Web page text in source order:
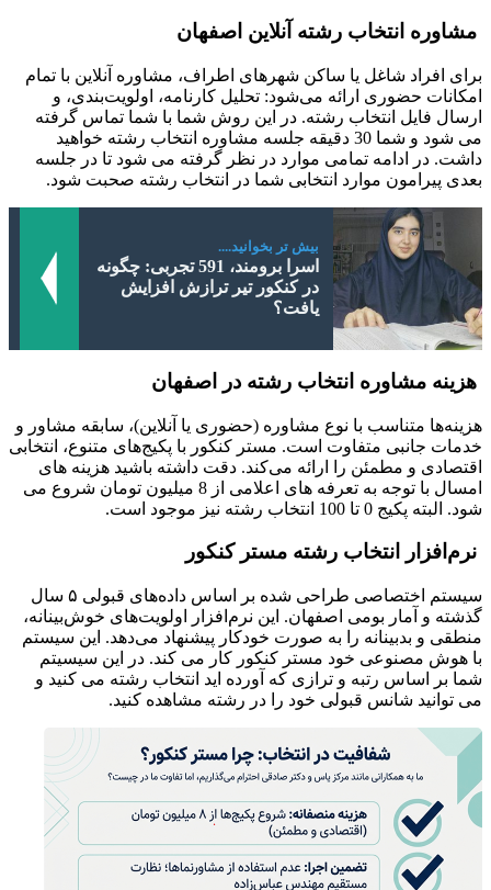
مشاوره انتخاب رشته آنلاین اصفهان
برای افراد شاغل یا ساکن شهرهای اطراف، مشاوره آنلاین با تمام
امکانات حضوری ارائه می‌شود: تحلیل کارنامه، اولویت‌بندی، و
ارسال فایل انتخاب رشته. در این روش شما با شما تماس گرفته
می شود و شما 30 دقیقه جلسه مشاوره انتخاب رشته خواهید
داشت. در ادامه تمامی موارد در نظر گرفته می شود تا در جلسه
بعدی پیرامون موارد انتخابی شما در انتخاب رشته صحبت شود.
بیش تر بخوانید....
اسرا برومند، 591 تجربی: چگونه
در کنکور تیر ترازش افزایش
یافت؟
هزینه مشاوره انتخاب رشته در اصفهان
هزینه‌ها متناسب با نوع مشاوره (حضوری یا آنلاین)، سابقه مشاور و
خدمات جانبی متفاوت است. مستر کنکور با پکیج‌های متنوع، انتخابی
اقتصادی و مطمئن را ارائه می‌کند. دقت داشته باشید هزینه های
امسال با توجه به تعرفه های اعلامی از 8 میلیون تومان شروع می
شود. البته پکیج 0 تا 100 انتخاب رشته نیز موجود است.
نرم‌افزار انتخاب رشته مستر کنکور
سیستم اختصاصی طراحی شده بر اساس داده‌های قبولی ۵ سال
گذشته و آمار بومی اصفهان. این نرم‌افزار اولویت‌های خوش‌بینانه،
منطقی و بدبینانه را به صورت خودکار پیشنهاد می‌دهد. این سیستم
با هوش مصنوعی خود مستر کنکور کار می کند. در این سیسیتم
شما بر اساس رتبه و ترازی که آورده اید انتخاب رشته می کنید و
می توانید شانس قبولی خود را در رشته مشاهده کنید.